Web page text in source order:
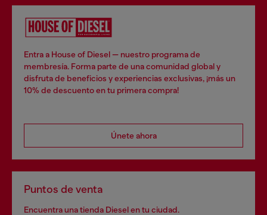
Entra a House of Diesel — nuestro programa de
membresía. Forma parte de una comunidad global y
disfruta de beneficios y experiencias exclusivas, ¡más un
10% de descuento en tu primera compra!
Únete ahora
Puntos de venta
Encuentra una tienda Diesel en tu ciudad.